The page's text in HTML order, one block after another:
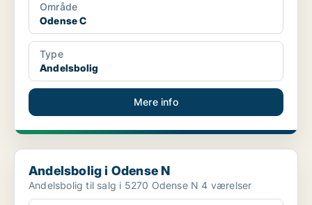
Område
Odense C
Type
Andelsbolig
Mere info
Andelsbolig i Odense N
Andelsbolig i Odense N
Andelsbolig til salg i 5270 Odense N 4 værelser